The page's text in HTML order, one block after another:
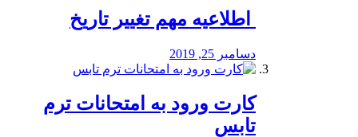
️ اطلاعیه مهم تغییر تاریخ
دسامبر 25, 2019
کارت ورود به امتحانات ترم
تابس